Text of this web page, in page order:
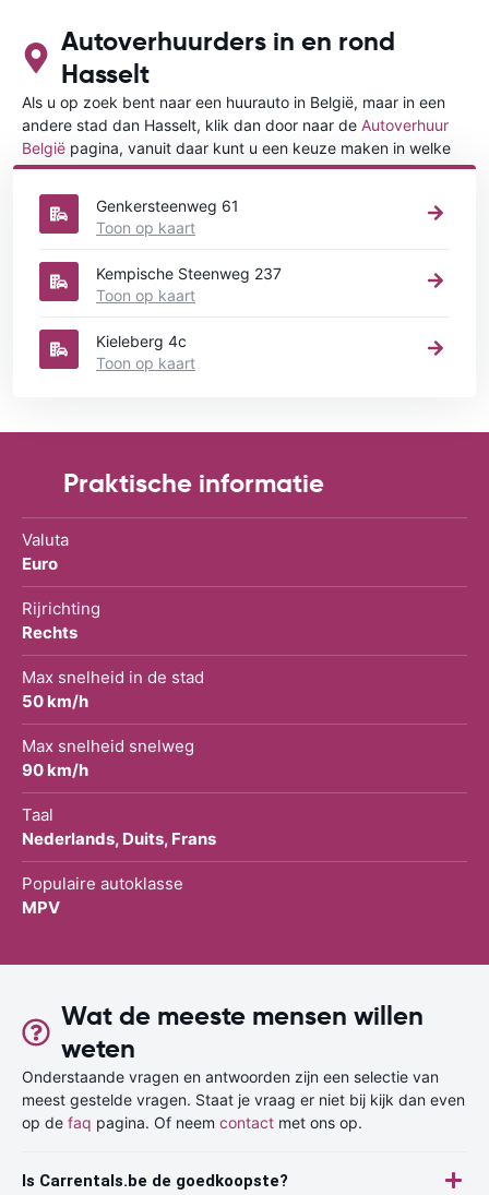
Autoverhuurders in en rond
Hasselt
Als u op zoek bent naar een huurauto in België, maar in een
andere stad dan Hasselt, klik dan door naar de Autoverhuur
België pagina, vanuit daar kunt u een keuze maken in welke
stad in België u een auto huren wilt.
Genkersteenweg 61
Toon op kaart
Kempische Steenweg 237
Toon op kaart
Kieleberg 4c
Toon op kaart
Praktische informatie
Valuta
Euro
Rijrichting
Rechts
Max snelheid in de stad
50 km/h
Max snelheid snelweg
90 km/h
Taal
Nederlands, Duits, Frans
Populaire autoklasse
MPV
Wat de meeste mensen willen
weten
Onderstaande vragen en antwoorden zijn een selectie van
meest gestelde vragen. Staat je vraag er niet bij kijk dan even
op de faq pagina. Of neem contact met ons op.
Is Carrentals.be de goedkoopste?